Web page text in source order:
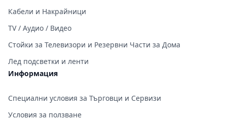
Кабели и Накрайници
TV / Аудио / Видео
Стойки за Телевизори и Резервни Части за Дома
Лед подсветки и ленти
Информация
Специални условия за Търговци и Сервизи
Условия за ползване